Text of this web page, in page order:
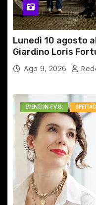
l
i
Lunedì 10 agosto
Giardino Loris
il caso
Ago 9, 2026
EVENTI IN F.V.G.